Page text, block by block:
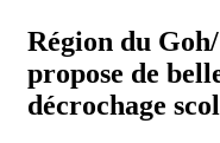
Région du
propose de
décrochage